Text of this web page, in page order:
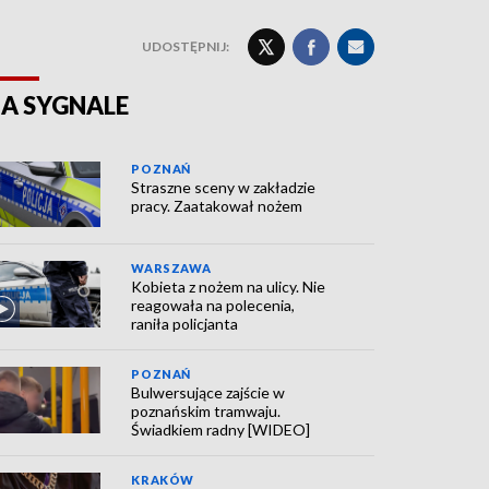
UDOSTĘPNIJ:
SYGNALE
POZNAŃ
Straszne sceny w zakładzie
pracy. Zaatakował nożem
WARSZAWA
Kobieta z nożem na ulicy. Nie
reagowała na polecenia,
raniła policjanta
POZNAŃ
Bulwersujące zajście w
poznańskim tramwaju.
Świadkiem radny [WIDEO]
KRAKÓW